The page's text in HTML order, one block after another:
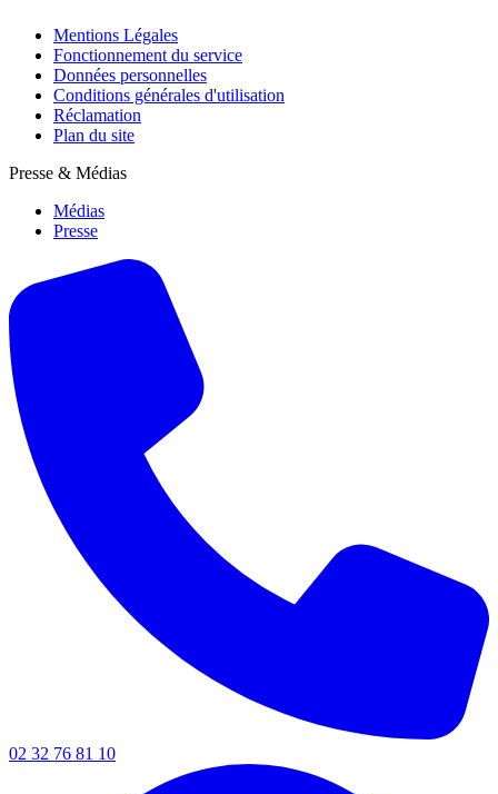
Mentions Légales
Fonctionnement du service
Données personnelles
Conditions générales d'utilisation
Réclamation
Plan du site
Presse & Médias
Médias
Presse
02 32 76 81 10